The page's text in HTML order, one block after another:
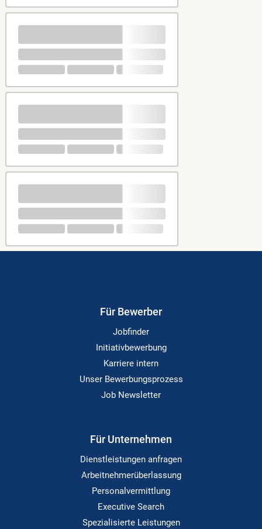
Für Bewerber
Jobfinder
Initiativbewerbung
Karriere intern
Unser Bewerbungsprozess
Job Newsletter
Für Unternehmen
Dienstleistungen anfragen
Arbeitnehmerüberlassung
Personalvermittlung
Executive Search
Spezialisierte Leistungen